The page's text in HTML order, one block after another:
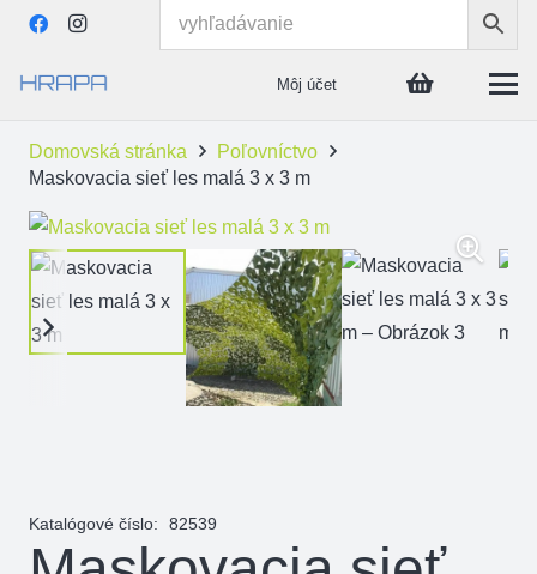
Môj účet
Domovská stránka
Poľovníctvo
Maskovacia sieť les malá 3 x 3 m
Katalógové číslo: 82539